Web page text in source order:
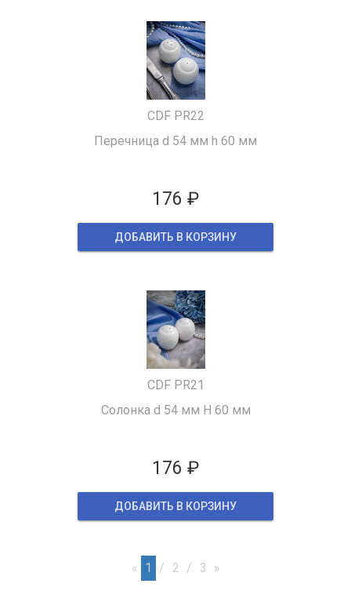
CDF PR22
Перечница d 54 мм h 60 мм
176 ₽
ДОБАВИТЬ В КОРЗИНУ
CDF PR21
Солонка d 54 мм H 60 мм
176 ₽
ДОБАВИТЬ В КОРЗИНУ
« 1 2 3 »